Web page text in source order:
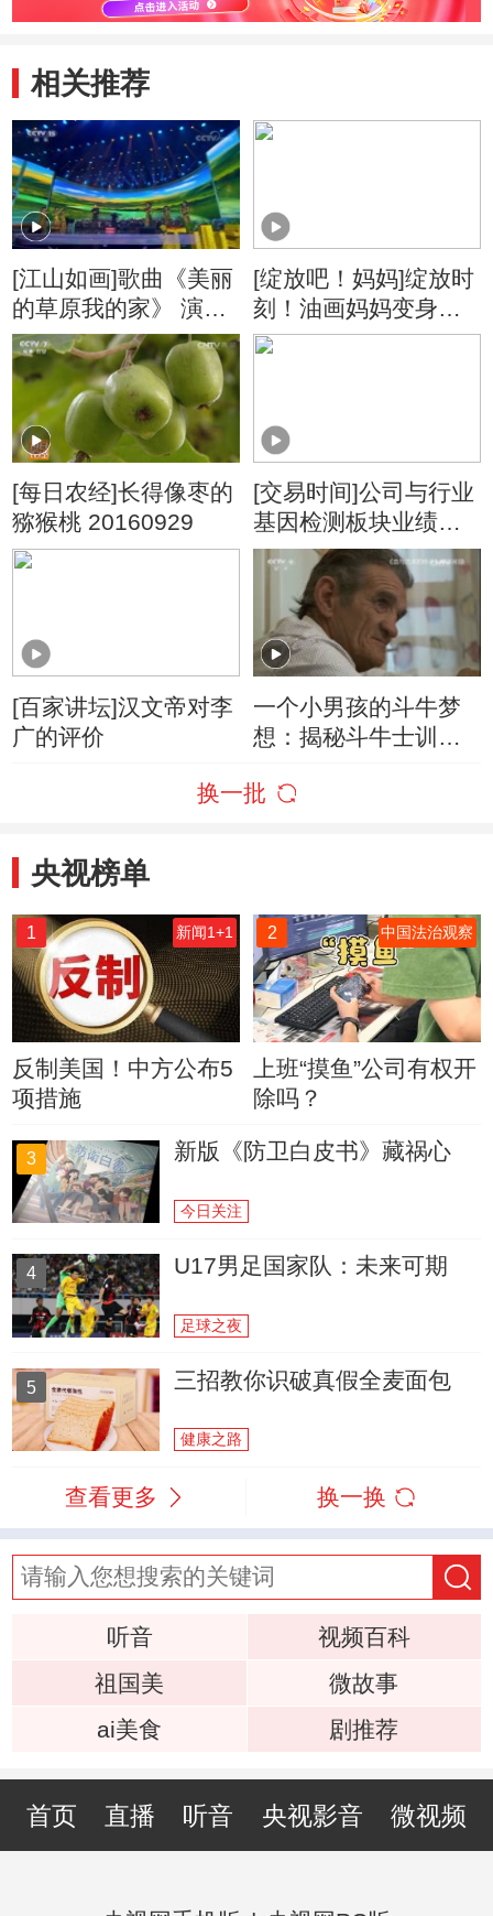
相关推荐
[江山如画]歌曲《美丽
的草原我的家》 演
唱：阿云嘎
[绽放吧！妈妈]绽放时
刻！油画妈妈变身艺
术女神
[每日农经]长得像枣的
猕猴桃 20160929
[交易时间]公司与行业
基因检测板块业绩加
速增长 投融资日趋活
[百家讲坛]汉文帝对李
广的评价
一个小男孩的斗牛梦
想：揭秘斗牛士训练
换一批
央视榜单
1 新闻1+1
反制美国！中方公布5
项措施
2 中国法治观察
上班“摸鱼”公司有权开
除吗？
3 新版《防卫白皮书》藏祸心
今日关注
4 U17男足国家队：未来可期
足球之夜
5 三招教你识破真假全麦面包
健康之路
查看更多 换一换
听音
视频百科
祖国美
微故事
ai美食
剧推荐
首页 直播 听音 央视影音 微视频